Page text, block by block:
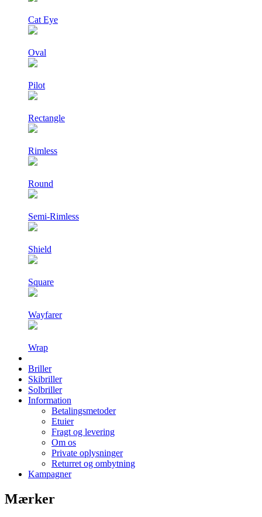
Cat Eye
Oval
Pilot
Rectangle
Rimless
Round
Semi-Rimless
Shield
Square
Wayfarer
Wrap
Briller
Skibriller
Solbriller
Information
Betalingsmetoder
Etuier
Fragt og levering
Om os
Private oplysninger
Returret og ombytning
Kampagner
Mærker